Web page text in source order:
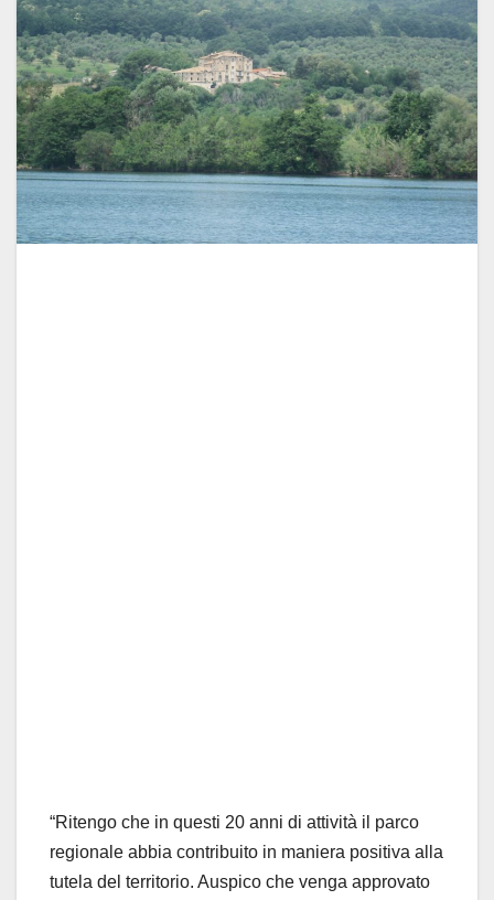
“Ritengo che in questi 20 anni di attività il parco
regionale abbia contribuito in maniera positiva alla
tutela del territorio. Auspico che venga approvato